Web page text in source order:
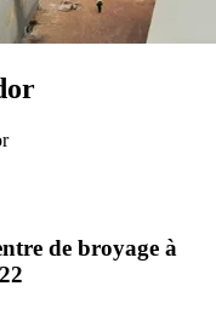
de broyage à